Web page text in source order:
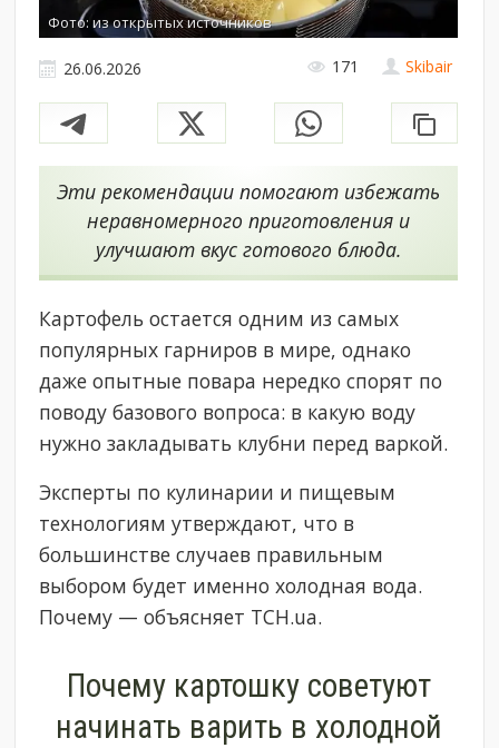
Фото: из открытых источников
Skibair
26.06.2026 171
Эти рекомендации помогают избежать
неравномерного приготовления и
улучшают вкус готового блюда.
Картофель остается одним из самых
популярных гарниров в мире, однако
даже опытные повара нередко спорят по
поводу базового вопроса: в какую воду
нужно закладывать клубни перед варкой.
Эксперты по кулинарии и пищевым
технологиям утверждают, что в
большинстве случаев правильным
выбором будет именно холодная вода.
Почему — объясняет ТСН.ua.
Почему картошку советуют
начинать варить в холодной